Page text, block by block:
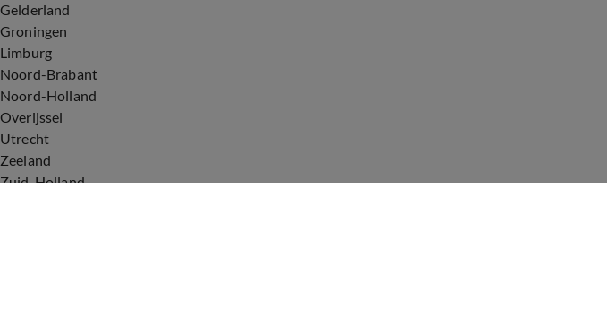
Gelderland
Groningen
Limburg
Noord-Brabant
Noord-Holland
Overijssel
Utrecht
Zeeland
Zuid-Holland